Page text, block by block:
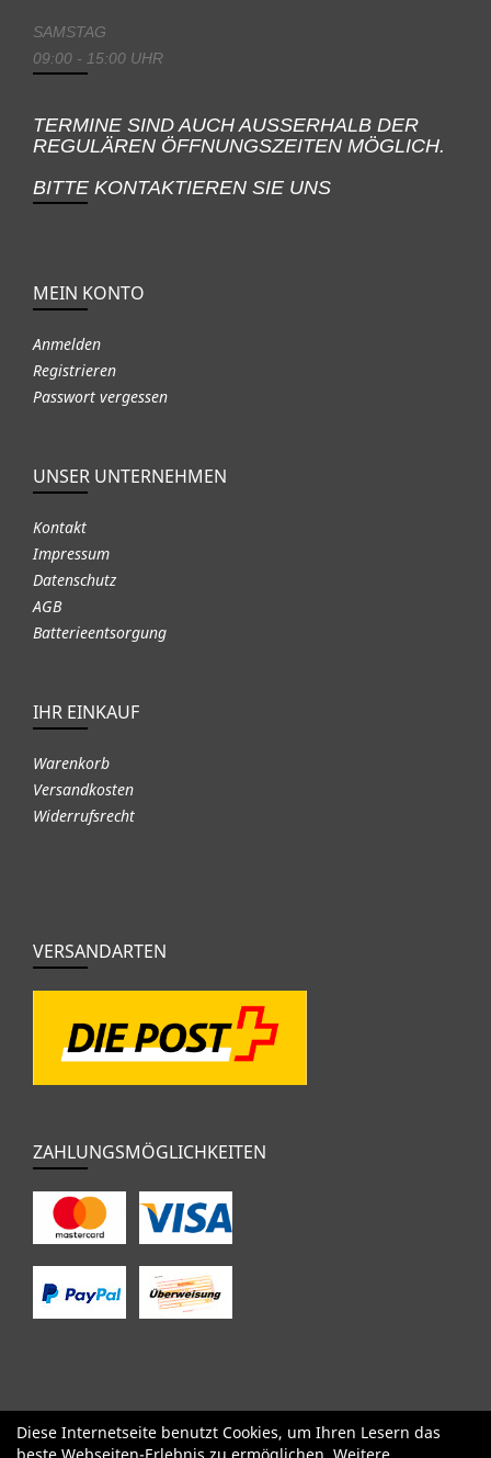
SAMSTAG
09:00 - 15:00 UHR
TERMINE SIND AUCH AUSSERHALB DER
REGULÄREN ÖFFNUNGSZEITEN MÖGLICH.
BITTE KONTAKTIEREN SIE UNS
MEIN KONTO
Anmelden
Registrieren
Passwort vergessen
UNSER UNTERNEHMEN
Kontakt
Impressum
Datenschutz
AGB
Batterieentsorgung
IHR EINKAUF
Warenkorb
Versandkosten
Widerrufsrecht
VERSANDARTEN
ZAHLUNGSMÖGLICHKEITEN
SALE Specialized Factor Cervélo BMC Orbea
Yeti
Diese Internetseite benutzt Cookies, um Ihren Lesern das